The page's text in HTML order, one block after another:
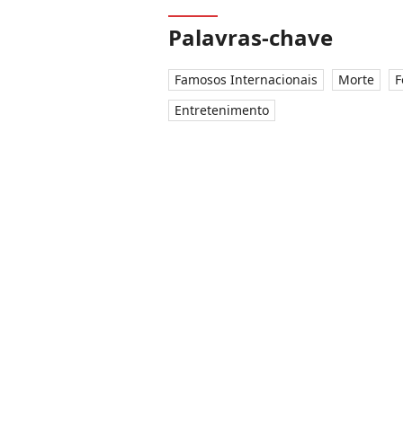
Palavras-chave
Famosos Internacionais Morte
Entretenimento